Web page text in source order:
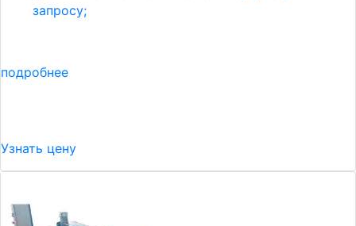
запросу;
подробнее
Узнать цену